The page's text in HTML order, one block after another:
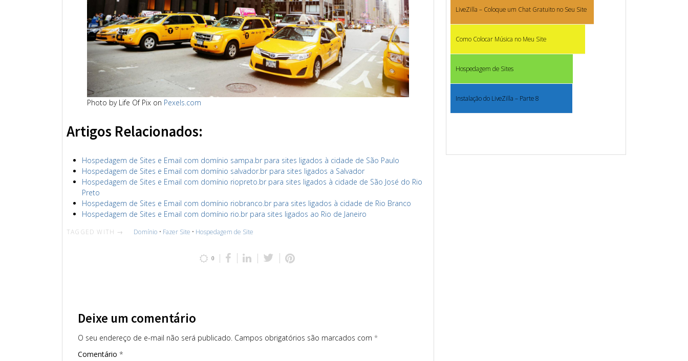
Photo by Life Of Pix on Pexels.com
Artigos Relacionados:
Hospedagem de Sites e Email com domínio sampa.br para sites ligados à cidade de São Paulo
Hospedagem de Sites e Email com domínio salvador.br para sites ligados a Salvador
Hospedagem de Sites e Email com domínio riopreto.br para sites ligados à cidade de São José do Rio
Preto
Hospedagem de Sites e Email com domínio riobranco.br para sites ligados à cidade de Rio Branco
Hospedagem de Sites e Email com domínio rio.br para sites ligados ao Rio de Janeiro
TAGGED WITH → Domínio • Fazer Site • Hospedagem de Site
0
Deixe um comentário
O seu endereço de e-mail não será publicado. Campos obrigatórios são marcados com *
Comentário *
LiveZilla – Coloque um Chat Gratuito no Seu Site
Como Colocar Música no Meu Site
Hospedagem de Sites
Instalação do LiveZilla – Parte 8